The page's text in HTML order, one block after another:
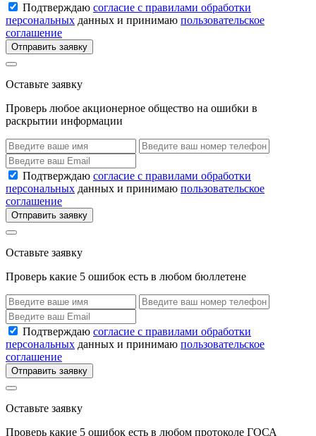
Подтверждаю согласие с правилами обработки
персональных данных и принимаю пользовательское
соглашение
Отправить заявку
Оставьте заявку
Проверь любое акционерное общество на ошибки в
раскрытии информации
Подтверждаю согласие с правилами обработки
персональных данных и принимаю пользовательское
соглашение
Отправить заявку
Оставьте заявку
Проверь какие 5 ошибок есть в любом бюллетене
Подтверждаю согласие с правилами обработки
персональных данных и принимаю пользовательское
соглашение
Отправить заявку
Оставьте заявку
Проверь какие 5 ошибок есть в любом протоколе ГОСА